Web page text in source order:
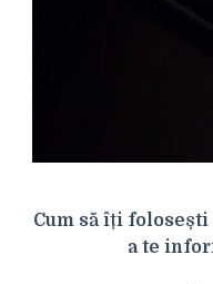
Cum să îți
a te